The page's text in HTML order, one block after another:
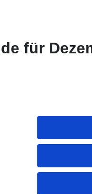
für